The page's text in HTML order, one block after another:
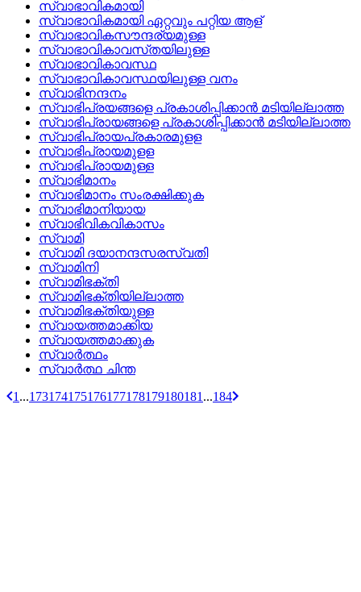
സ്വാഭാവികമായി
സ്വാഭാവികമായി ഏറ്റവും പറ്റിയ ആള്
സ്വാഭാവികസൗന്ദര്യമുള്ള
സ്വാഭാവികാവസ്‌തയിലുള്ള
സ്വാഭാവികാവസ്ഥ
സ്വാഭാവികാവസ്ഥയിലുള്ള വനം
സ്വാഭിനന്ദനം
സ്വാഭിപ്രയങ്ങളെ പ്രകാശിപ്പിക്കാന്‍ മടിയില്ലാത്ത
സ്വാഭിപ്രായങ്ങളെ പ്രകാശിപ്പിക്കാന്‍ മടിയില്ലാത്ത
സ്വാഭിപ്രായപ്രകാരമുളള
സ്വാഭിപ്രായമുളള
സ്വാഭിപ്രായമുള്ള
സ്വാഭിമാനം
സ്വാഭിമാനം സംരക്ഷിക്കുക
സ്വാഭിമാനിയായ
സ്വാഭിവികവികാസം
സ്വാമി
സ്വാമി ദയാനന്ദസരസ്വതി
സ്വാമിനി
സ്വാമിഭക്തി
സ്വാമിഭക്തിയില്ലാത്ത
സ്വാമിഭക്തിയുള്ള
സ്വായത്തമാക്കിയ
സ്വായത്തമാക്കുക
സ്വാര്‍ത്ഥം
സ്വാര്‍ത്ഥ ചിന്ത
1 ...173174175176177178179180181 ...184